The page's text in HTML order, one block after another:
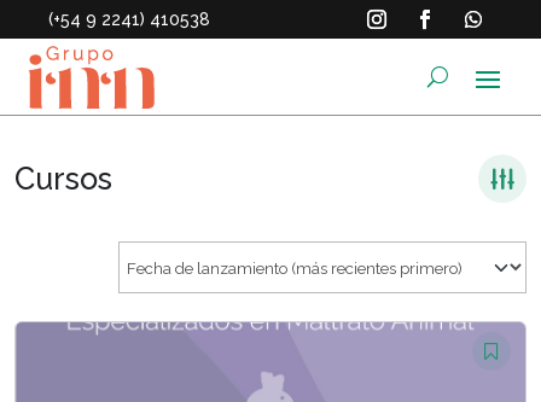
(+54 9 2241) 410538
Cursos